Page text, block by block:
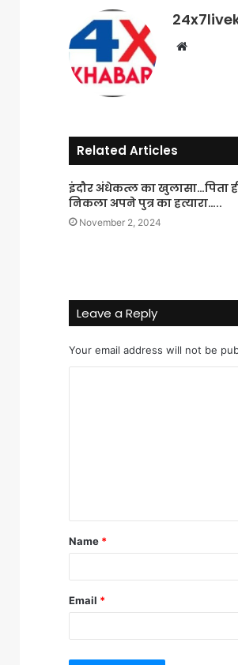
Website
Related Articles
इंदौर अंधेकत्ल का खुलासा…पिता
निकला अपने पुत्र का हत्यारा…..
November 2, 2024
Leave a Reply
Your email address will not be
t
*
Name *
Email *